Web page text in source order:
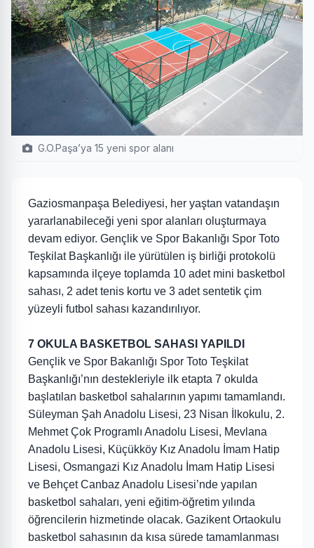
G.O.Paşa’ya 15 yeni spor alanı
Gaziosmanpaşa Belediyesi, her yaştan vatandaşın
yararlanabileceği yeni spor alanları oluşturmaya
devam ediyor. Gençlik ve Spor Bakanlığı Spor Toto
Teşkilat Başkanlığı ile yürütülen iş birliği protokolü
kapsamında ilçeye toplamda 10 adet mini basketbol
sahası, 2 adet tenis kortu ve 3 adet sentetik çim
yüzeyli futbol sahası kazandırılıyor.
7 OKULA BASKETBOL SAHASI YAPILDI
Gençlik ve Spor Bakanlığı Spor Toto Teşkilat
Başkanlığı’nın destekleriyle ilk etapta 7 okulda
başlatılan basketbol sahalarının yapımı tamamlandı.
Süleyman Şah Anadolu Lisesi, 23 Nisan İlkokulu, 2.
Mehmet Çok Programlı Anadolu Lisesi, Mevlana
Anadolu Lisesi, Küçükköy Kız Anadolu İmam Hatip
Lisesi, Osmangazi Kız Anadolu İmam Hatip Lisesi
ve Behçet Canbaz Anadolu Lisesi’nde yapılan
basketbol sahaları, yeni eğitim-öğretim yılında
öğrencilerin hizmetinde olacak. Gazikent Ortaokulu
basketbol sahasının da kısa sürede tamamlanması